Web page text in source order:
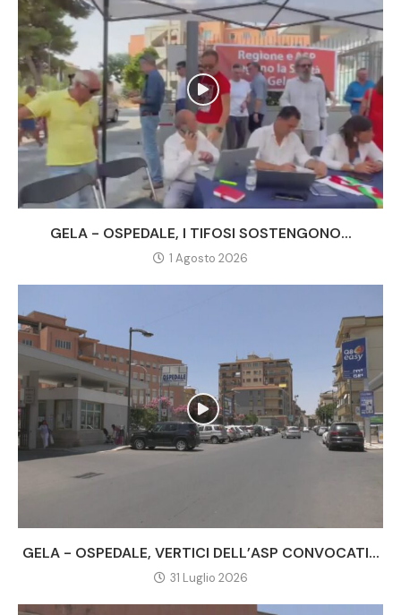
GELA - OSPEDALE, I TIFOSI SOSTENGONO...
1 Agosto 2026
GELA - OSPEDALE, VERTICI DELL’ASP CONVOCATI...
31 Luglio 2026